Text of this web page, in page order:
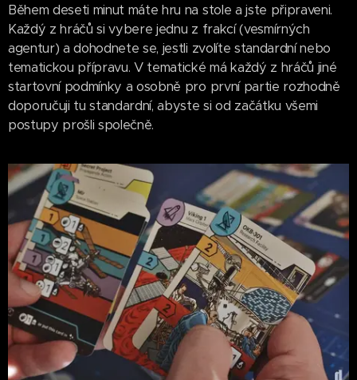
Během deseti minut máte hru na stole a jste připraveni.
Každý z hráčů si vybere jednu z frakcí (vesmírných
agentur) a dohodnete se, jestli zvolíte standardní nebo
tematickou přípravu. V tematické má každý z hráčů jiné
startovní podmínky a osobně pro první partie rozhodně
doporučuji tu standardní, abyste si od začátku všemi
postupy prošli společně.